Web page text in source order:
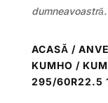
dumneavoastră.
ACASĂ /
KUMHO /
295/60R22.5